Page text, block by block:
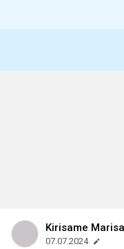
Kirisame Marisa
07.07.2024